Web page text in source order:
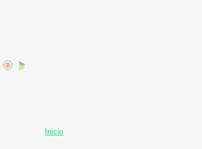
Inicio